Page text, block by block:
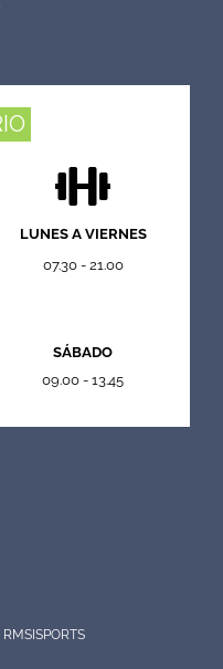
LUNES A VIERNES
07.30 - 21.00
SÁBADO
09.00 - 13.45